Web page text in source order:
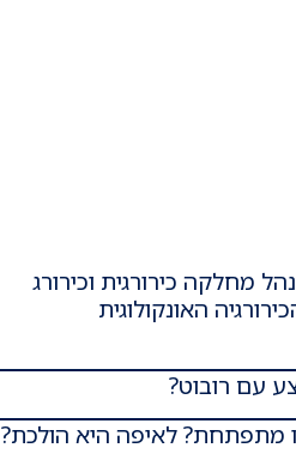
מחלקה כירורגית וכירורג
האונקולוגית
עם רובוט?
מתפתחת? לאיפה היא הולכת?